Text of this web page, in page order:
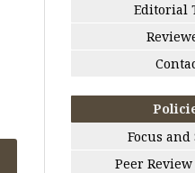
Editorial
Focus and
Peer Review